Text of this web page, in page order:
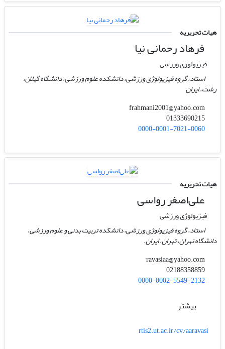
هیات تحریریه
فرهاد رحمانی نیا
فیزیولوژی ورزشی
استاد، گروه فیزیولوژی ورزشی، دانشکده علوم ورزشی، دانشگاه گیلان،
رشت، ایران
frahmani2001@yahoo.com
01333690215
0000-0001-7021-0060
هیات تحریریه
علی‌اصغر رواسی
فیزیولوژی ورزشی
استاد، گروه فیزیولوژی ورزشی، دانشکده تربیت بدنی و علوم ورزشی،
دانشگاه تهران، تهران، ایران.
ravasiaa@yahoo.com
02188358859
0000-0002-5549-2132
بیشتر
rtis2.ut.ac.ir/cv/aaravasi